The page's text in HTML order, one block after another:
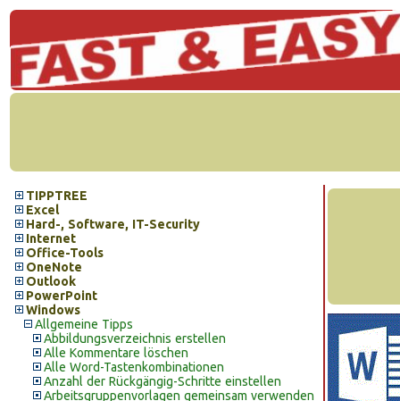
TIPPTREE
Excel
Hard-, Software, IT-Security
Internet
Office-Tools
OneNote
Outlook
PowerPoint
Windows
Allgemeine Tipps
Abbildungsverzeichnis erstellen
Alle Kommentare löschen
Alle Word-Tastenkombinationen
Anzahl der Rückgängig-Schritte einstellen
Arbeitsgruppenvorlagen gemeinsam verwenden